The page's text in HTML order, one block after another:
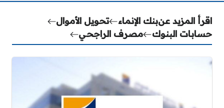
اقرأ المزيد عنبنك الإنماء
تحويل الأموال
حسابات البنوك
مصرف الراجحي